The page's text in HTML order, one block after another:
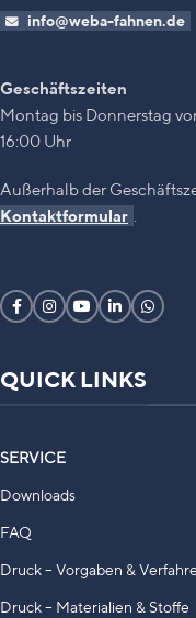
info@weba-fahnen.de
Geschäftszeiten
Montag bis Donnerstag
16:00 Uhr
Außerhalb der
Kontaktformular
QUICK LINKS
SERVICE
Downloads
FAQ
Druck – Vorgaben &
Druck – Materialien & Stoffe